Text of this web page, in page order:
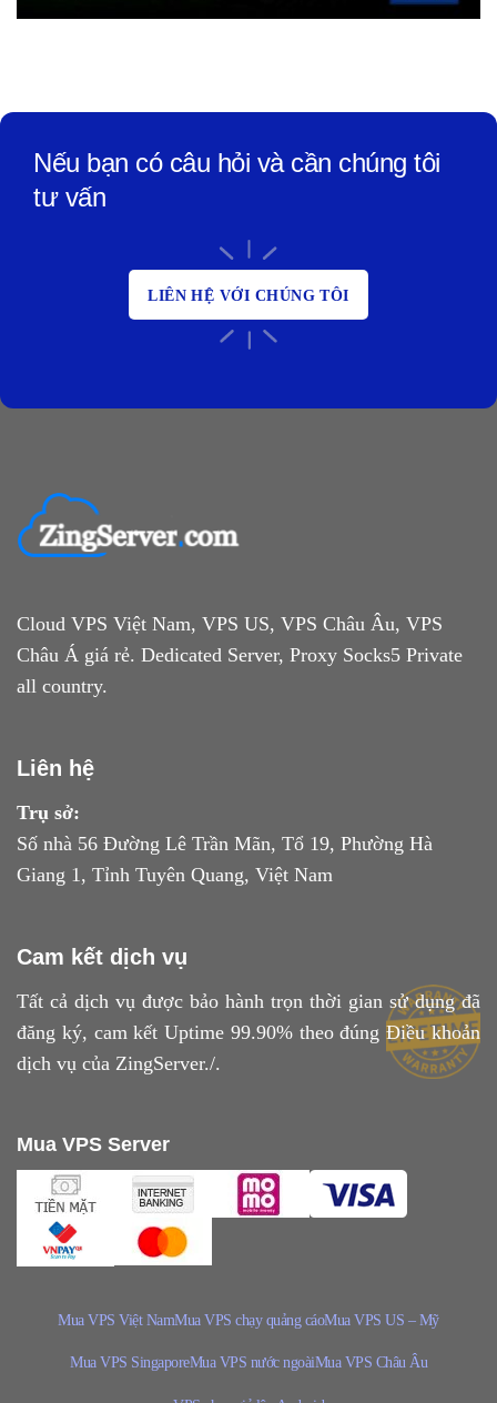
Nếu bạn có câu hỏi và cần chúng tôi
tư vấn
LIÊN HỆ VỚI CHÚNG TÔI
Cloud VPS Việt Nam, VPS US, VPS Châu Âu, VPS
Châu Á giá rẻ. Dedicated Server, Proxy Socks5 Private
all country.
Liên hệ
Trụ sở:
Số nhà 56 Đường Lê Trần Mãn, Tổ 19, Phường Hà
Giang 1, Tỉnh Tuyên Quang, Việt Nam
Cam kết dịch vụ
Tất cả dịch vụ được bảo hành trọn thời gian sử dụng đã
đăng ký, cam kết Uptime 99.90% theo đúngĐiều khoản
dịch vụ của ZingServer./.
Mua VPS Server
Mua VPS Việt NamMua VPS chạy quảng cáoMua VPS US – Mỹ
Mua VPS SingaporeMua VPS nước ngoàiMua VPS Châu Âu